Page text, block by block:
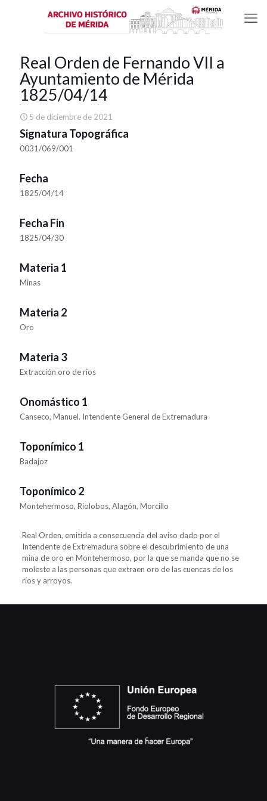
Real Orden de Fernando VII a
Ayuntamiento de Mérida
1825/04/14
5 de diciembre de 2021
Signatura Topográfica
0031/069/001
Fecha
1825/04/14
Fecha Fin
1825/04/30
Materia 1
Minas
Materia 2
Oro
Materia 3
Extracción oro de ríos
Onomástico 1
Canseco, Manuel. Intendente General de Extremadura
Toponímico 1
Badajoz
Toponímico 2
Montehermoso, Riolobos, Alagón, Morcillo
Real Orden, emitida a consecuencia del aviso dado por el
Intendente de Extremadura sobre el descubrimiento de una
mina de oro en Montehermoso, por la que se manda que no se
moleste a las personas que extraen oro de las cuencas de los
ríos y arroyos.